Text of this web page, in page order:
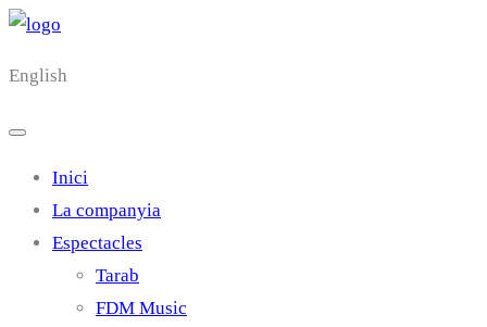
English
Inici
La companyia
Espectacles
Tarab
FDM Music